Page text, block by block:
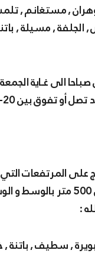
, مستغانم ,
, مسيلة ,
الى غـاية
بين 20-30+ ملم محليا.
ينخض الى مرتفعات
:
, بويرة , سطيف ,